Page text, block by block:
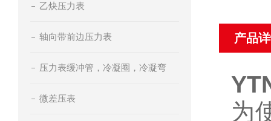
乙炔压力表
轴向带前边压力表
压力表缓冲管，冷凝圈，冷凝弯
微差压表
产品
为